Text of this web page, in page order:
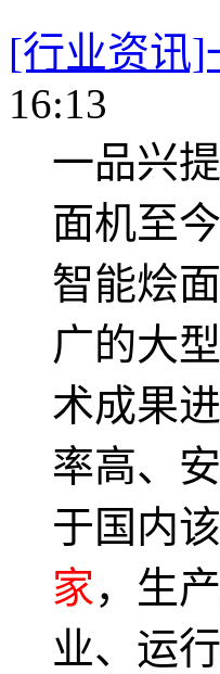
[行业资讯]
16:13
一品兴
面机至
智能烩
广的大
术成果
率高、
于国内
家 ，生
业、运